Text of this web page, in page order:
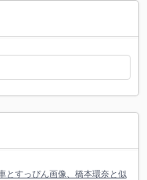
とすっぴん画像、橋本環奈と似